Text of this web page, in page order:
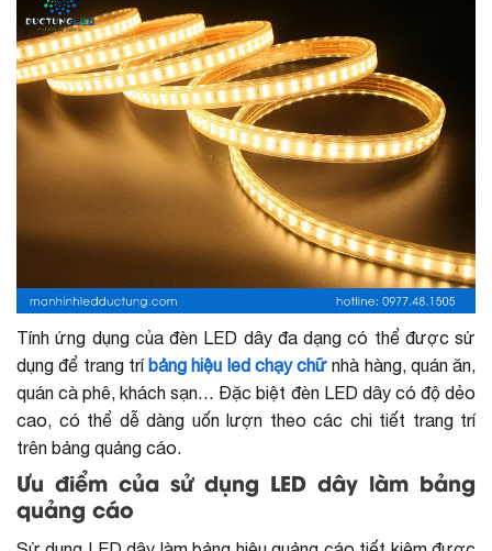
Tính ứng dụng của đèn LED dây đa dạng có thể được sử
dụng để trang tríbảng hiệu led chạy chữ nhà hàng, quán ăn,
quán cà phê, khách sạn… Đặc biệt đèn LED dây có độ dẻo
cao, có thể dễ dàng uốn lượn theo các chi tiết trang trí
trên bảng quảng cáo.
Ưu điểm của sử dụng LED dây làm bảng
quảng cáo